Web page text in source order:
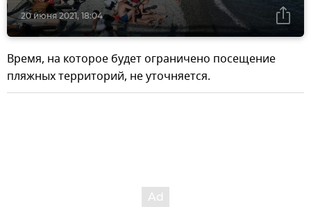
20 июня 2021, 18:04
Время, на которое будет ограничено посещение
пляжных территорий, не уточняется.